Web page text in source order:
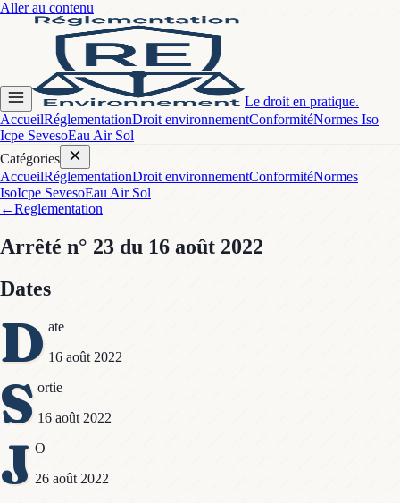
Aller au contenu
Le droit en pratique.
AccueilRéglementationDroit environnementConformitéNormes Iso
Icpe SevesoEau Air Sol
Catégories
AccueilRéglementationDroit environnementConformitéNormes
IsoIcpe SevesoEau Air Sol
←Reglementation
Arrêté n° 23 du 16 août 2022
Dates
D ate
16 août 2022
S ortie
16 août 2022
J O
26 août 2022